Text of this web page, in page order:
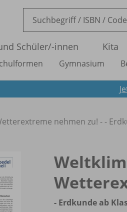
Schüler/-innen Kita
Gymnasium
nehmen zu! - -
- Erdkunde ab